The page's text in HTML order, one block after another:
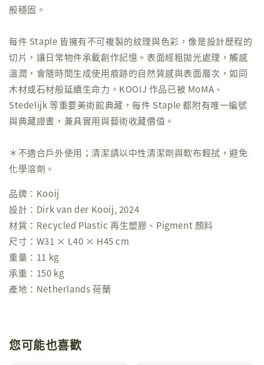
般穩固。
每件 Staple 皆擁有不可複製的紋理與色彩，像是設計歷程的
切片，讓日常物件承載創作記憶。表面經粗拋光處理，觸感
溫潤，會隨時間生成使用痕跡的自然質感與表面層次，如同
木材或石材般延續生命力。KOOIJ 作品已被 MoMA、
Stedelijk 等重要美術館典藏，每件 Staple 都附有唯一編號
與典藏證書，兼具實用與藝術收藏價值。
＊不適合戶外使用；清潔請以中性清潔劑與軟布輕拭，避免
化學溶劑。
品牌：Kooij
設計：Dirk van der Kooij, 2024
材質：Recycled Plastic 再生塑膠、Pigment 顏料
尺寸：W31 × L40 × H45 cm
重量：11 kg
承重：150 kg
產地：Netherlands 荷蘭
您可能也喜歡